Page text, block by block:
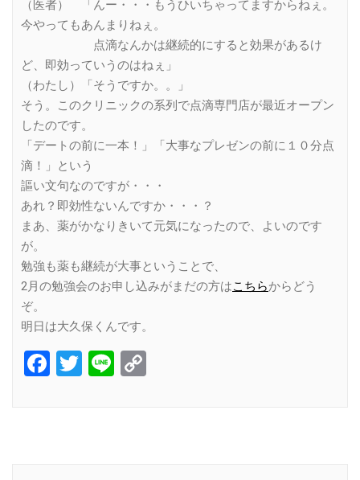
（医者） 「んー・・・もうひいちゃってますからねぇ。
今やってもあんまりねぇ。
点滴なんかは継続的にすると効果があるけ
ど、即効っていうのはねぇ」
（わたし）「そうですか。。」
そう。このクリニックの系列で点滴専門店が最近オープン
したのです。
「デートの前に一本！」「大事なプレゼンの前に１０分点
滴！」という
謳い文句なのですが・・・
あれ？即効性ないんですか・・・？
まあ、薬がかなりきいて元気になったので、よいのです
が。
勉強も薬も継続が大事ということで、
2月の勉強会のお申し込みがまだの方はこちらからどう
ぞ。
明日は大久保くんです。
Facebook
Twitter
Line